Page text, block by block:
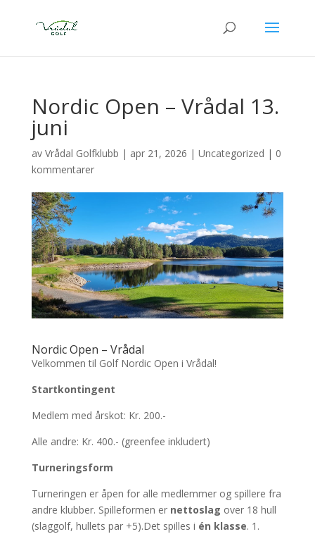
Nordic Open – Vrådal 13.
juni
av Vrådal Golfklubb | apr 21, 2026 | Uncategorized | 0
kommentarer
Nordic Open – Vrådal
Velkommen til Golf Nordic Open i Vrådal!
Startkontingent
Medlem med årskot: Kr. 200.-
Alle andre: Kr. 400.- (greenfee inkludert)
Turneringsform
Turneringen er åpen for alle medlemmer og spillere fra
andre klubber. Spilleformen er nettoslag over 18 hull
(slaggolf, hullets par +5).Det spilles i én klasse. 1.